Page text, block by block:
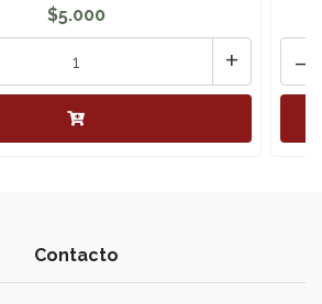
$5.000
+ -
Contacto